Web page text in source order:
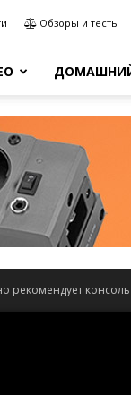
Обзоры и тесты
рекомендует консоль